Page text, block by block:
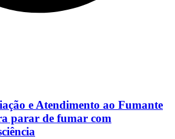
e Atendimento ao Fumante
parar de fumar com